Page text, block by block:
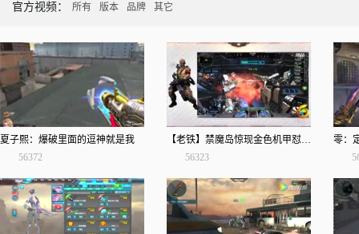
官方视频： 所有 版本 品牌 其它
夏子熙：爆破里面的逗神就是我
56372
【老铁】禁魔岛惊现金色机甲怼磁电双骄
56323
零：